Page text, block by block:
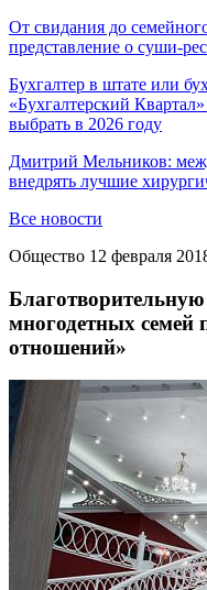
От свидания до
представление о суши-
Бухгалтер в штате или
«Бухгалтерский
выбрать в 2026 году
Дмитрий Мельников:
внедрять лучшие
Все новости
Общество 12 февраля
многодетных семей
отношений»